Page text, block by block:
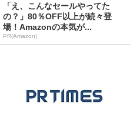
「え、こんなセールやってた
の？」80％OFF以上が続々登
場！Amazonの本気が...
PR(Amazon)